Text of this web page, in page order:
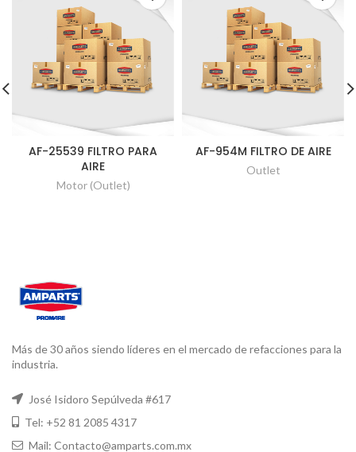
AF-25539 FILTRO PARA
AIRE
Motor (Outlet)
AF-954M FILTRO DE AIRE
Outlet
Más de 30 años siendo líderes en el mercado de refacciones para la
industria.
José Isidoro Sepúlveda #617
Tel: +52 81 2085 4317
Mail: Contacto@amparts.com.mx